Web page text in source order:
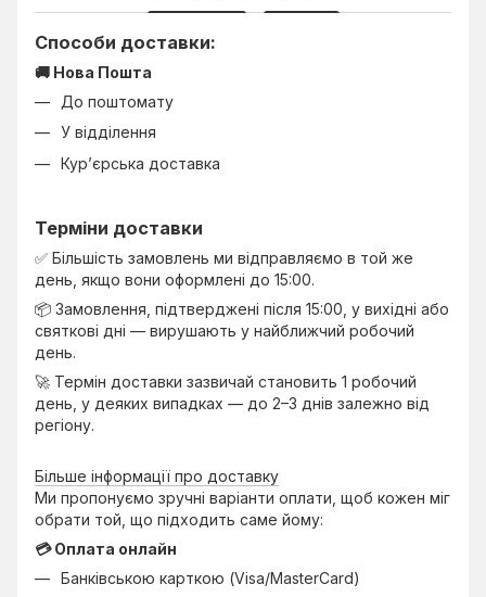
Способи доставки:
🚚 Нова Пошта
До поштомату
У відділення
Кур’єрська доставка
Терміни доставки
✅ Більшість замовлень ми відправляємо в той же
день, якщо вони оформлені до 15:00.
📦 Замовлення, підтверджені після 15:00, у вихідні або
святкові дні — вирушають у найближчий робочий
день.
🚀 Термін доставки зазвичай становить 1 робочий
день, у деяких випадках — до 2–3 днів залежно від
регіону.
Більше інформації про доставку
Ми пропонуємо зручні варіанти оплати, щоб кожен міг
обрати той, що підходить саме йому:
💳 Оплата онлайн
Банківською карткою (Visa/MasterCard)